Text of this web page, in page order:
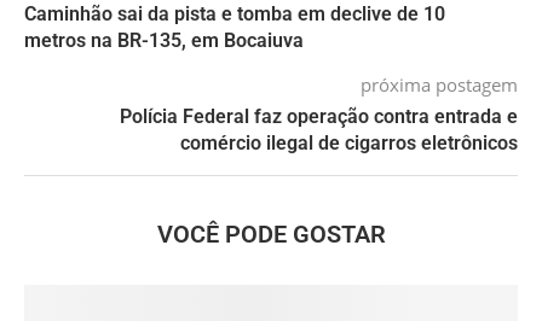
Caminhão sai da pista e tomba em declive de 10
metros na BR-135, em Bocaiuva
próxima postagem
Polícia Federal faz operação contra entrada e
comércio ilegal de cigarros eletrônicos
VOCÊ PODE GOSTAR